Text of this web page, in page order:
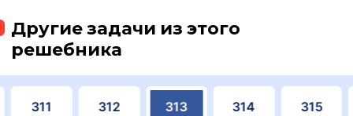
Другие задачи из этого
решебника
311 312 313 314 315